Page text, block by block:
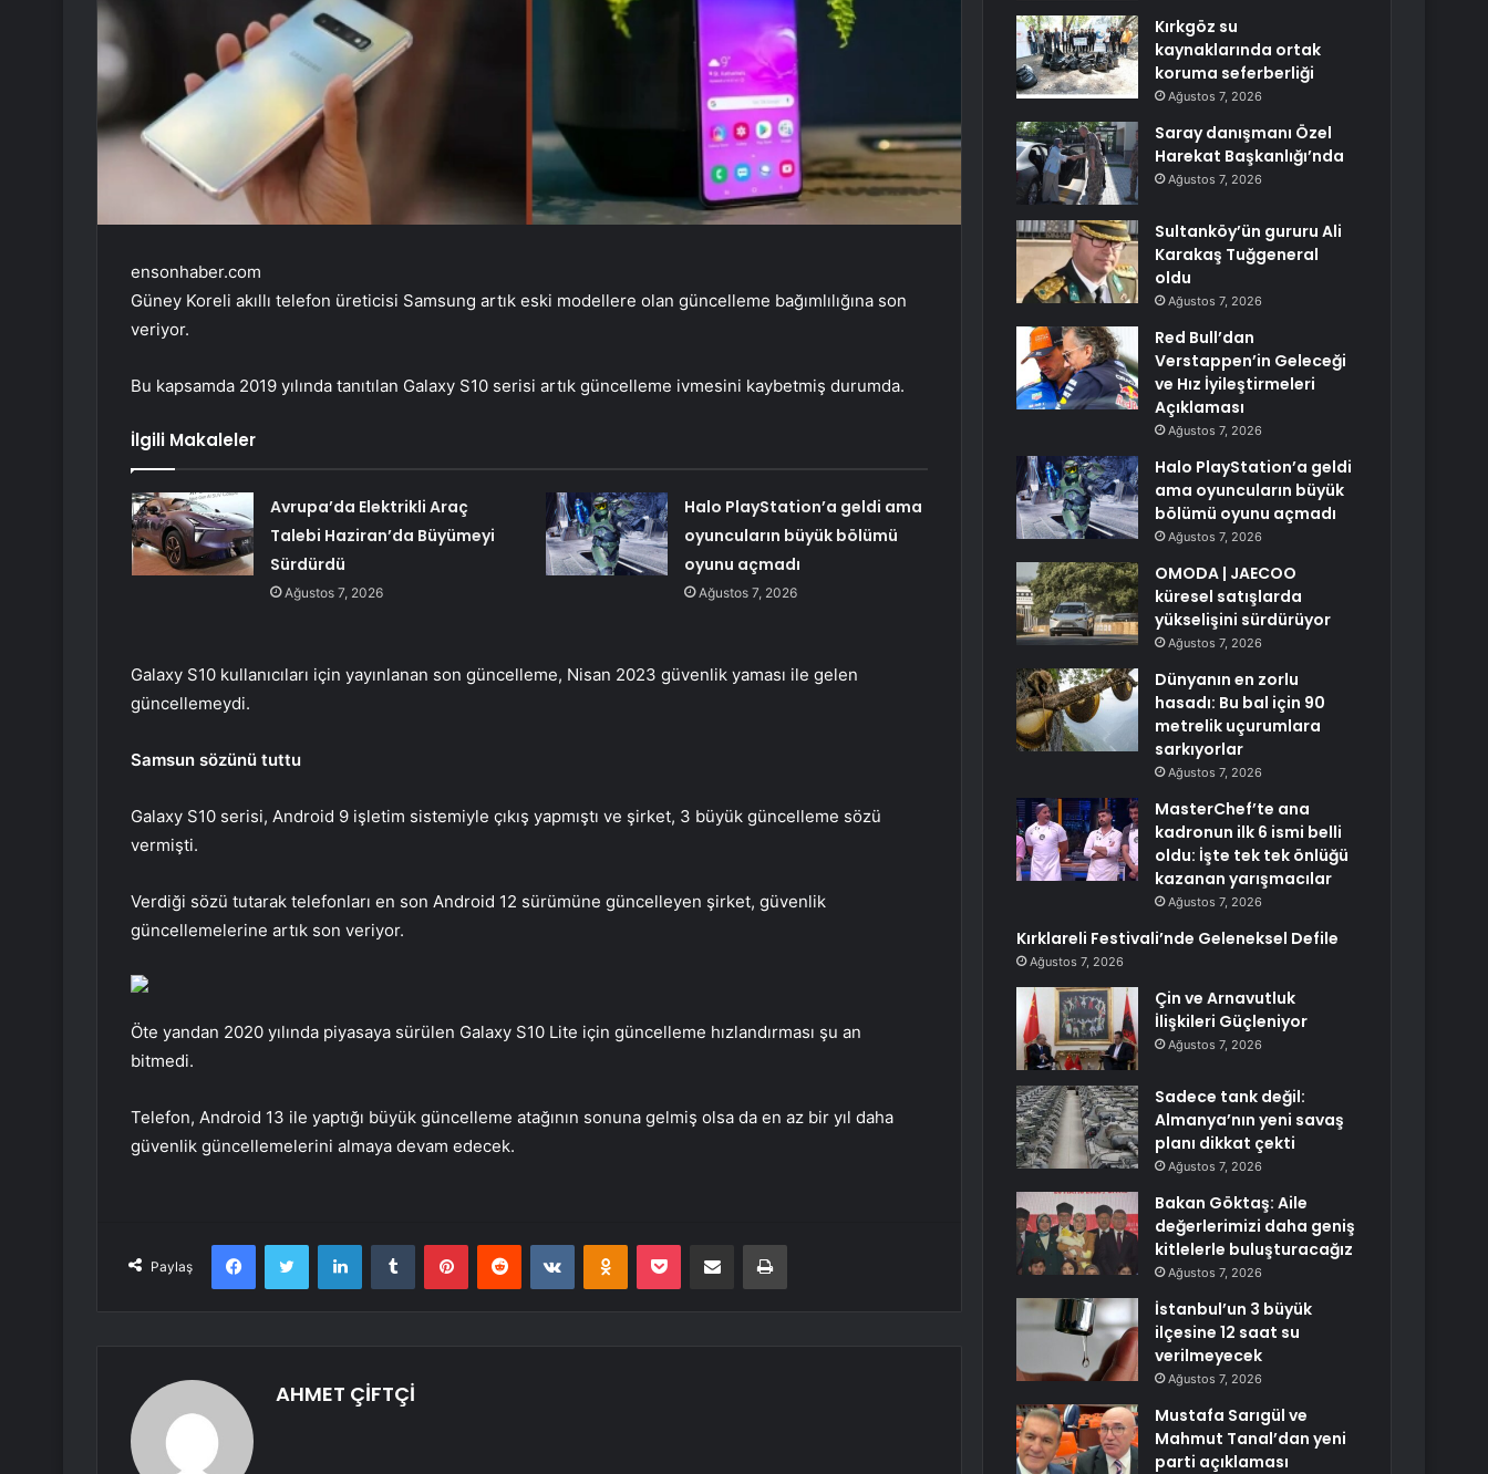
ensonhaber.com
Güney Koreli akıllı telefon üreticisi Samsung artık eski modellere olan güncelleme bağımlılığına son
veriyor.
Bu kapsamda 2019 yılında tanıtılan Galaxy S10 serisi artık güncelleme ivmesini kaybetmiş durumda.
İlgili Makaleler
Avrupa’da Elektrikli Araç
Talebi Haziran’da Büyümeyi
Sürdürdü
Ağustos 7, 2026
Halo PlayStation’a geldi ama
oyuncuların büyük bölümü
oyunu açmadı
Ağustos 7, 2026
Galaxy S10 kullanıcıları için yayınlanan son güncelleme, Nisan 2023 güvenlik yaması ile gelen
güncellemeydi.
Samsun sözünü tuttu
Galaxy S10 serisi, Android 9 işletim sistemiyle çıkış yapmıştı ve şirket, 3 büyük güncelleme sözü
vermişti.
Verdiği sözü tutarak telefonları en son Android 12 sürümüne güncelleyen şirket, güvenlik
güncellemelerine artık son veriyor.
Öte yandan 2020 yılında piyasaya sürülen Galaxy S10 Lite için güncelleme hızlandırması şu an
bitmedi.
Telefon, Android 13 ile yaptığı büyük güncelleme atağının sonuna gelmiş olsa da en az bir yıl daha
güvenlik güncellemelerini almaya devam edecek.
Paylaş
FacebookTwitter LinkedInTumblr PinterestReddit VKontakteOdnoklassniki
Pocket E-Posta ile paylaş Yazdır
AHMET ÇİFTÇİ
Kırkgöz su
kaynaklarında ortak
koruma seferberliği
Ağustos 7, 2026
Saray danışmanı Özel
Harekat Başkanlığı’nda
Ağustos 7, 2026
Sultanköy’ün gururu Ali
Karakaş Tuğgeneral
oldu
Ağustos 7, 2026
Red Bull’dan
Verstappen’in Geleceği
ve Hız İyileştirmeleri
Açıklaması
Ağustos 7, 2026
Halo PlayStation’a geldi
ama oyuncuların büyük
bölümü oyunu açmadı
Ağustos 7, 2026
OMODA | JAECOO
küresel satışlarda
yükselişini sürdürüyor
Ağustos 7, 2026
Dünyanın en zorlu
hasadı: Bu bal için 90
metrelik uçurumlara
sarkıyorlar
Ağustos 7, 2026
MasterChef’te ana
kadronun ilk 6 ismi belli
oldu: İşte tek tek önlüğü
kazanan yarışmacılar
Ağustos 7, 2026
Kırklareli Festivali’nde Geleneksel Defile
Ağustos 7, 2026
Çin ve Arnavutluk
İlişkileri Güçleniyor
Ağustos 7, 2026
Sadece tank değil:
Almanya’nın yeni savaş
planı dikkat çekti
Ağustos 7, 2026
Bakan Göktaş: Aile
değerlerimizi daha geniş
kitlelerle buluşturacağız
Ağustos 7, 2026
İstanbul’un 3 büyük
ilçesine 12 saat su
verilmeyecek
Ağustos 7, 2026
Mustafa Sarıgül ve
Mahmut Tanal’dan yeni
parti açıklaması